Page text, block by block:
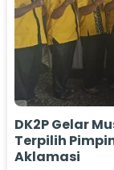
DK2P Gelar
Terpilih
Aklamasi